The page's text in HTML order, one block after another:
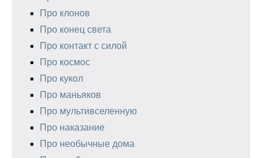
Про клонов
Про конец света
Про контакт с силой
Про космос
Про кукол
Про маньяков
Про мультивселенную
Про наказание
Про необычные дома